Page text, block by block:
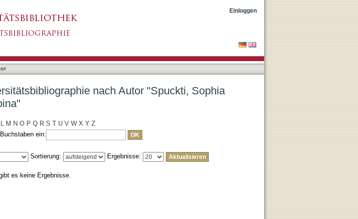
Einloggen
nach Autor "Spuckti, Sophia
L M N O P Q R S T U V W X Y Z
ein:
Sortierung: Ergebnisse:
es keine Ergebnisse.